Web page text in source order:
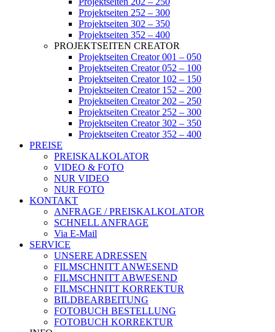
Projektseiten 252 – 300
Projektseiten 302 – 350
Projektseiten 352 – 400
PROJEKTSEITEN CREATOR
Projektseiten Creator 001 – 050
Projektseiten Creator 052 – 100
Projektseiten Creator 102 – 150
Projektseiten Creator 152 – 200
Projektseiten Creator 202 – 250
Projektseiten Creator 252 – 300
Projektseiten Creator 302 – 350
Projektseiten Creator 352 – 400
PREISE
PREISKALKOLATOR
VIDEO & FOTO
NUR VIDEO
NUR FOTO
KONTAKT
ANFRAGE / PREISKALKOLATOR
SCHNELL ANFRAGE
Via E-Mail
SERVICE
UNSERE ADRESSEN
FILMSCHNITT ANWESEND
FILMSCHNITT ABWESEND
FILMSCHNITT KORREKTUR
BILDBEARBEITUNG
FOTOBUCH BESTELLUNG
FOTOBUCH KORREKTUR